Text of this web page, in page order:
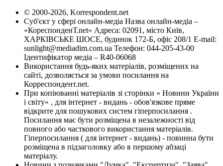
© 2000-2026, Korrespondent.net
Суб'єкт у сфері онлайн-медіа Назва онлайн-медіа –
«КореспонденТ.net» Адреса: 02091, місто Київ,
ХАРКІВСЬКЕ ШОСЕ, будинок 172-Б, офіс 208/1 E-mail:
sunlight@mediadim.com.ua Телефон: 044-205-43-00
Ідентифікатор медіа – R40-06068
Використання будь-яких матеріалів, розміщених на
сайті, дозволяється за умови посилання на
Корреспондент.net.
При копіюванні матеріалів зі сторінки « Новини України
і світу» , для інтернет - видань - обов'язкове пряме
відкрите для пошукових систем гіперпосилання .
Посилання має бути розміщена в незалежності від
повного або часткового використання матеріалів.
Гіперпосилання ( для інтернет - видань) - повинна бути
розміщена в підзаголовку або в першому абзаці
матеріалу.